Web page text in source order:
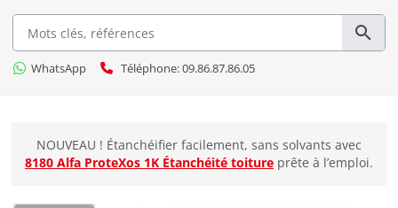
WhatsApp Téléphone: 09.86.87.86.05
NOUVEAU ! Étanchéifier facilement, sans solvants avec
8180 Alfa ProteXos 1K Étanchéité toiture prête à l’emploi.